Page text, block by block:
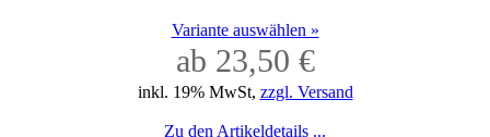
Variante auswählen »
ab 23,50 €
inkl. 19% MwSt, zzgl. Versand
Zu den Artikeldetails ...